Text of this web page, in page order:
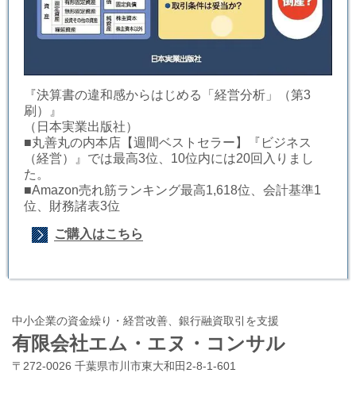
『決算書の違和感からはじめる「経営分析」（第3
刷）』
（日本実業出版社）
■丸善丸の内本店【週間ベストセラー】『ビジネス
（経営）』では最高3位、10位内には20回入りまし
た。
■Amazon売れ筋ランキング最高1,618位、会計基準1
位、財務諸表3位
ご購入はこちら
中小企業の資金繰り・経営改善、銀行融資取引を支援
有限会社エム・エヌ・コンサル
〒272-0026 千葉県市川市東大和田2-8-1-601